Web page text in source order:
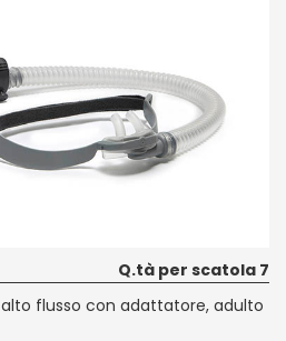
Q.tà per scatola 7
flusso con adattatore, adulto